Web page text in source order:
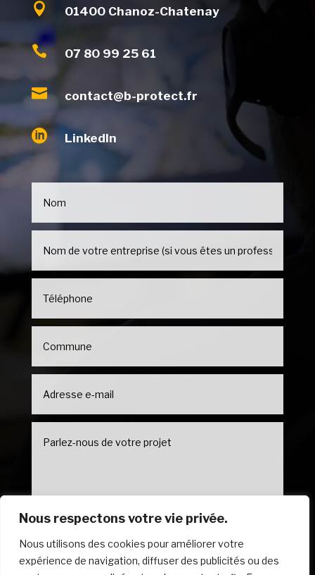
Nous respectons votre vie privée.
Nous utilisons des cookies pour améliorer votre
expérience de navigation, diffuser des publicités ou des
 01400 Chanoz-Chatenay
 07 80 99 25 61
 contact@b-protect.fr
 LinkedIn
ENVOYER VOTRE MESSAGE